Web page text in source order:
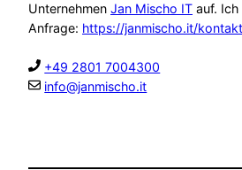
Unternehmen Jan Mischo IT auf. Ich
Anfrage: https://janmischo.it/
+49 2801 7004300
info@janmischo.it